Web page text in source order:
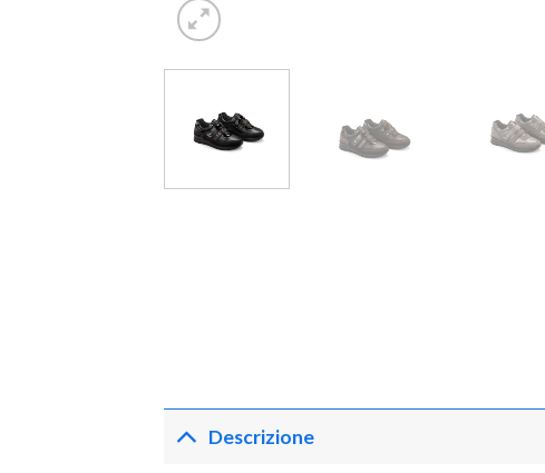
Descrizione